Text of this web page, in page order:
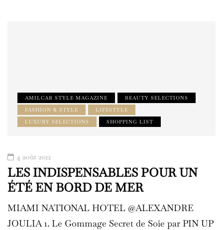
AMILCAR STYLE MAGAZINE
BEAUTY SELECTIONS
FASHION & STYLE
LIFESTYLE
LUXURY SELECTIONS
SHOPPING LIST
4 août 2022
LES INDISPENSABLES POUR UN
ÉTÉ EN BORD DE MER
MIAMI NATIONAL HOTEL @ALEXANDRE
JOULIA 1. Le Gommage Secret de Soie par PIN UP